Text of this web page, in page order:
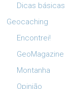
Dicas básicas
Geocaching
Encontrei!
GeoMagazine
Montanha
Opinião